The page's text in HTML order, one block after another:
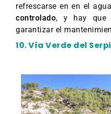
refrescarse en en el
controlado, y hay que
garantizar el
10. Vía Verde del